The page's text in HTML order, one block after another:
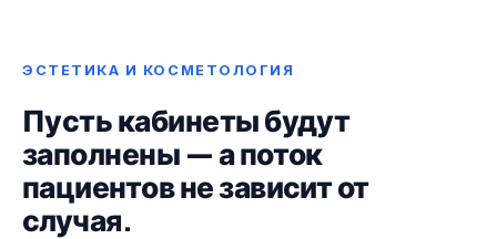
ЭСТЕТИКА И КОСМЕТОЛОГИЯ
Пусть кабинеты будут
заполнены — а поток
пациентов не зависит от
случая.